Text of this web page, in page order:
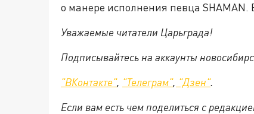
о манере исполнения певца SHAMAN.
Уважаемые читатели Царьграда!
Подписывайтесь на аккаунты
"ВКонтакте", "Телеграм", "Дзен".
Если вам есть чем поделиться с